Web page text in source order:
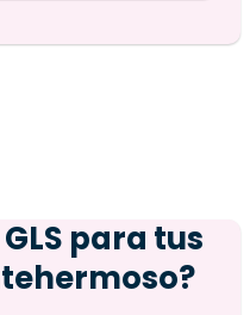
para tus
?